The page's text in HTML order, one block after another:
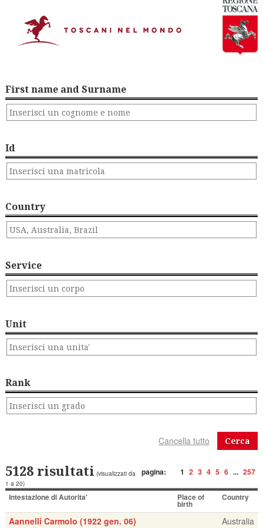
First name and Surname
Id
Country
Service
Unit
Rank
Cerca
pagina: 1 2 3 4 5 6 ... 257
5128 risultati (visualizzati da
1 a 20)
Intestazione di Autorita' Place of
birth
Country
Aannelli Carmolo (1922 gen. 06)
Australia